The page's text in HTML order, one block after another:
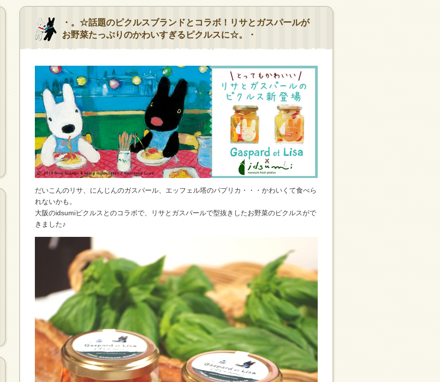
・。☆話題のピクルスブランドとコラボ！リサとガスパールが
お野菜たっぷりのかわいすぎるピクルスに☆。・
だいこんのリサ、にんじんのガスパール、エッフェル塔のパプリカ・・・かわいくて食べら
れないかも。
大阪のidsumiピクルスとのコラボで、リサとガスパールで型抜きしたお野菜のピクルスがで
きました♪